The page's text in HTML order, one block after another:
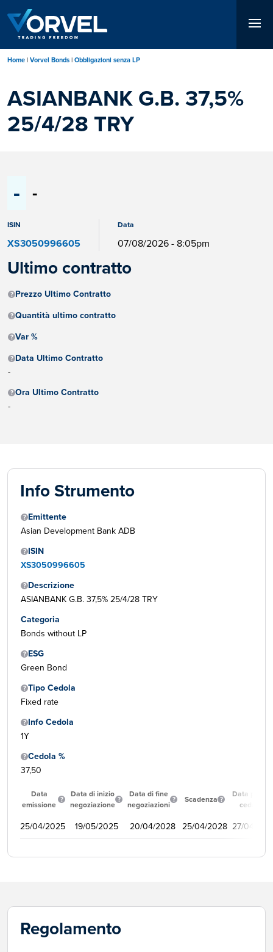
contenuto
principale
Home Vorvel Bonds Obbligazioni senza LP
ASIANBANK G.B. 37,5%
25/4/28 TRY
- -
ISIN
XS3050996605
Data
07/08/2026 - 8:05pm
Ultimo contratto
Prezzo Ultimo Contratto
Quantità ultimo contratto
Var %
Data Ultimo Contratto
-
Ora Ultimo Contratto
-
Info Strumento
Emittente
Asian Development Bank ADB
ISIN
XS3050996605
Descrizione
ASIANBANK G.B. 37,5% 25/4/28 TRY
Categoria
Bonds without LP
ESG
Green Bond
Tipo Cedola
Fixed rate
Info Cedola
1Y
Cedola %
37,50
Data
emissione
Data di inizio
negoziazione
Data di fine
negoziazioni
Scadenza
Data prima
cedola
25/04/2025 19/05/2025 20/04/2028 25/04/2028 27/04/
Regolamento